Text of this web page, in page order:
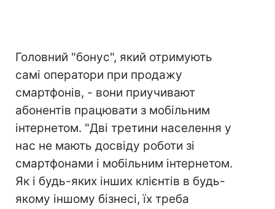
Головний "бонус", який отримують
самі оператори при продажу
смартфонів, - вони приучивают
абонентів працювати з мобільним
інтернетом. "Дві третини населення у
нас не мають досвіду роботи зі
смартфонами і мобільним інтернетом.
Як і будь-яких інших клієнтів в будь-
якому іншому бізнесі, їх треба